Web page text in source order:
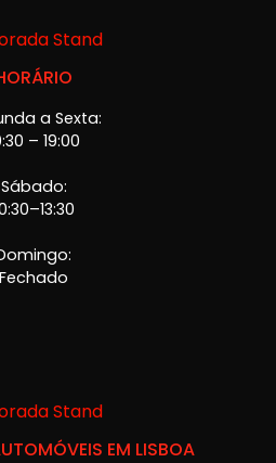
a Sexta:
– 19:00
Sábado:
Fechado
EM LISBOA